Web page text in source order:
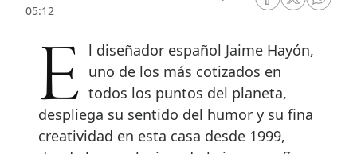
05:12
RRSS Facebook
RRSSRRSS
El diseñador español Jaime Hayón, uno de los más cotizados en
todos los puntos del planeta,
despliega su sentido del humor y su fina
creatividad en esta casa desde 1999,